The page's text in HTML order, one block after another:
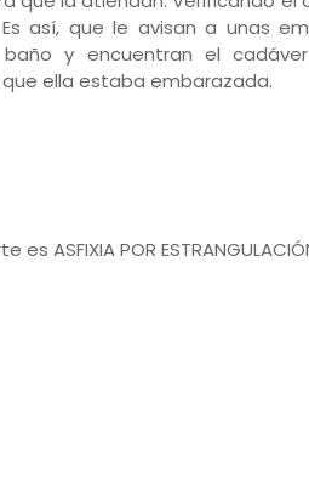
así, que le avisan a unas
y encuentran el
ella estaba embarazada.
ASFIXIA POR